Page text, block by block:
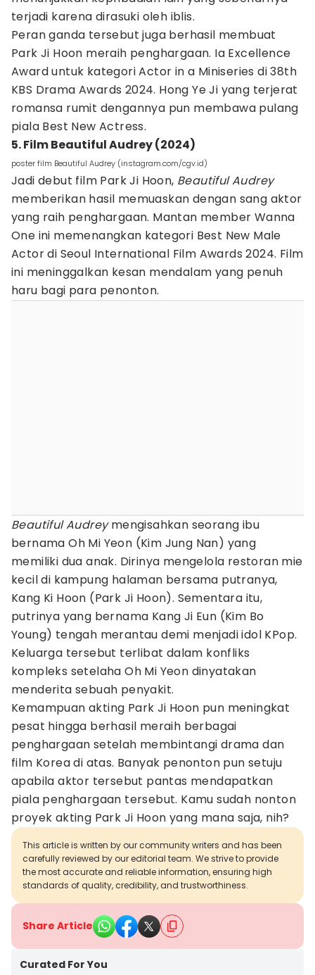
terjadi karena dirasuki oleh iblis.
Peran ganda tersebut juga berhasil membuat
Park Ji Hoon meraih penghargaan. Ia Excellence
Award untuk kategori Actor in a Miniseries di 38th
KBS Drama Awards 2024. Hong Ye Ji yang terjerat
romansa rumit dengannya pun membawa pulang
piala Best New Actress.
5. Film Beautiful Audrey (2024)
poster film Beautiful Audrey (instagram.com/cgv.id)
Jadi debut film Park Ji Hoon, Beautiful Audrey
memberikan hasil memuaskan dengan sang aktor
yang raih penghargaan. Mantan member Wanna
One ini memenangkan kategori Best New Male
Actor di Seoul International Film Awards 2024. Film
ini meninggalkan kesan mendalam yang penuh
haru bagi para penonton.
Beautiful Audreymengisahkan seorang ibu
bernama Oh Mi Yeon (Kim Jung Nan) yang
memiliki dua anak. Dirinya mengelola restoran mie
kecil di kampung halaman bersama putranya,
Kang Ki Hoon (Park Ji Hoon). Sementara itu,
putrinya yang bernama Kang Ji Eun (Kim Bo
Young) tengah merantau demi menjadi idol KPop.
Keluarga tersebut terlibat dalam konfliks
kompleks setelaha Oh Mi Yeon dinyatakan
menderita sebuah penyakit.
Kemampuan akting Park Ji Hoon pun meningkat
pesat hingga berhasil meraih berbagai
penghargaan setelah membintangi drama dan
film Korea di atas. Banyak penonton pun setuju
apabila aktor tersebut pantas mendapatkan
piala penghargaan tersebut. Kamu sudah nonton
proyek akting Park Ji Hoon yang mana saja, nih?
This article is written by our community writers and has been
carefully reviewed by our editorial team. We strive to provide
the most accurate and reliable information, ensuring high
standards of quality, credibility, and trustworthiness.
Share Article
Curated For You